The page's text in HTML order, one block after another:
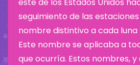
seguimiento de las
nombre distintivo a cada
Este nombre se aplicaba a
que ocurría. Estos nombres, y